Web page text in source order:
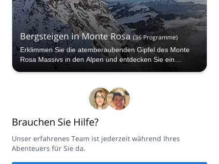
Bergsteigen in Monte Rosa (36 Programme)
Erklimmen Sie die atemberaubenden Gipfel des Monte
Rosa Massivs in den Alpen und entdecken Sie ein
Brauchen Sie Hilfe?
Unser erfahrenes Team ist jederzeit während Ihres
Abenteuers für Sie da.